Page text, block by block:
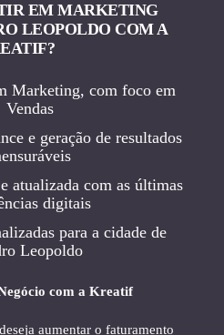
EM MARKETING
LEOPOLDO COM A
Marketing, com foco em
Vendas
e geração de resultados
atualizada com as últimas
digitais
para a cidade de
Leopoldo
com a Kreatif
aumentar o faturamento